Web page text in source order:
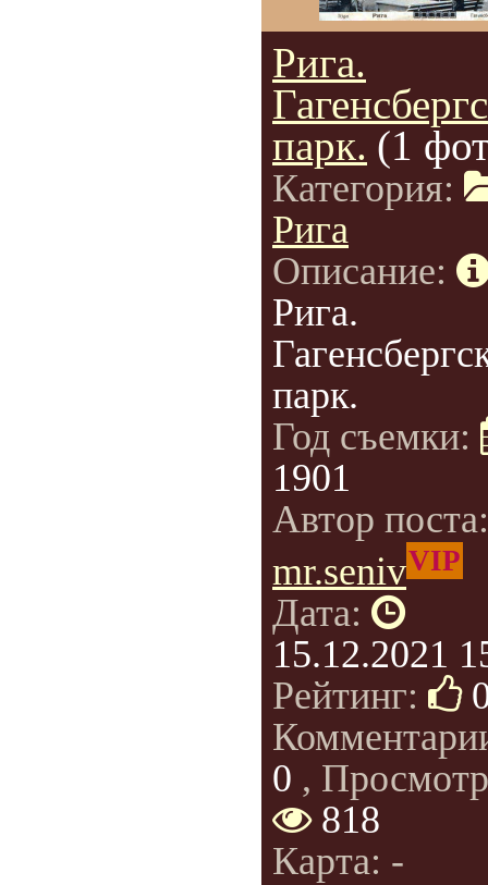
Рига.
парк. (1
Категория:
Рига
Описание:
Рига.
парк.
Год съемки:
1901
Автор
mr.senivVIP
Дата:
15.12.2021
Рейтинг:
0 ,
818
Карта: -